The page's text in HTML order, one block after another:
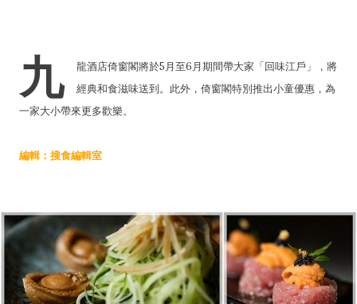
九
龍酒店倚窗閣將於5月至6月期間帶大家「回味江戶」，將
經典和食滋味送到。此外，倚窗閣特別推出小童優惠，為
一家大小帶來更多歡樂。
編輯：搜食編輯室